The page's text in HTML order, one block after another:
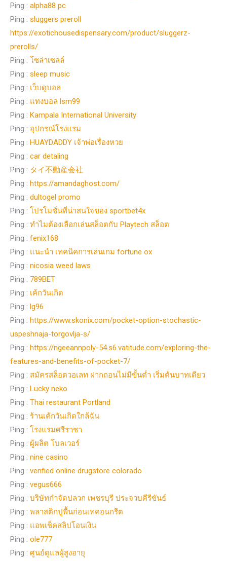
Ping : alpha88 pc
Ping : sluggers preroll
https://exotichousedispensary.com/product/sluggerz-
prerolls/
Ping : โซล่าเซลล์
Ping : sleep music
Ping : เว็บดูบอล
Ping : แทงบอล lsm99
Ping : Kampala International University
Ping : อุปกรณ์โรงแรม
Ping : HUAYDADDY เจ้าพ่อเรื่องหวย
Ping : car detaling
Ping : タイ不動産会社
Ping : https://amandaghost.com/
Ping : dultogel promo
Ping : โปรโมชั่นที่น่าสนใจของ sportbet4x
Ping : ทำไมต้องเลือกเล่นสล็อตกับ Playtech สล็อต
Ping : fenix168
Ping : แนะนำ เทคนิคการเล่นเกม fortune ox
Ping : nicosia weed laws
Ping : 789BET
Ping : เค้กวันเกิด
Ping : lg96
Ping : https://www.skonix.com/pocket-option-stochastic-
uspeshnaja-torgovlja-s/
Ping : https://ngeeannpoly-54.s6.vatitude.com/exploring-the-
features-and-benefits-of-pocket-7/
Ping : สมัครสล็อตวอเลท ฝากถอนไม่มีขั้นต่ำ เริ่มต้นบาทเดียว
Ping : Lucky neko
Ping : Thai restaurant Portland
Ping : ร้านเค้กวันเกิดใกล้ฉัน
Ping : โรงแรมศรีราชา
Ping : ผู้ผลิต โบลเวอร์
Ping : nine casino
Ping : verified online drugstore colorado
Ping : vegus666
Ping : บริษัทกำจัดปลวก เพชรบุรี ประจวบคีรีขันธ์
Ping : พลาสติกปูพื้นก่อนเทคอนกรีต
Ping : แอพเช็คสลิปโอนเงิน
Ping : ole777
Ping : ศูนย์ดูแลผู้สูงอายุ